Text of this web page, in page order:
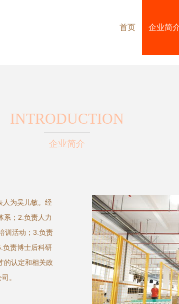
首页 企业简
INTRODUCTION
企业简介
人为吴儿敏。经
系；2.负责人力
训活动；3.负责
负责博士后科研
的认定和相关政
。